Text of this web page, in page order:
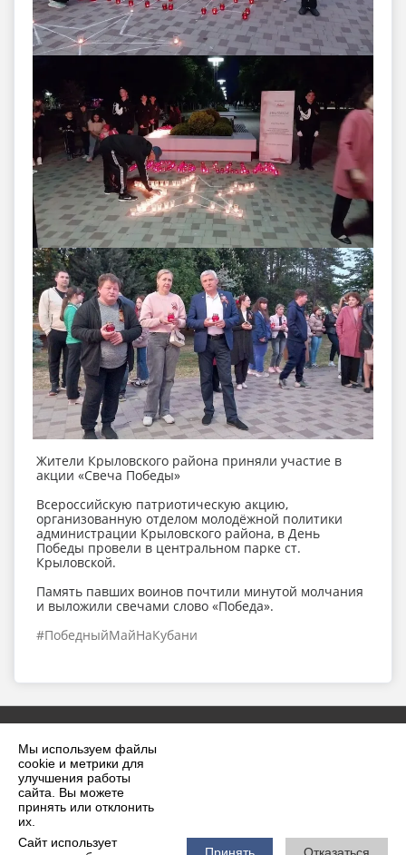
Мы используем файлы
cookie и метрики для
улучшения работы
сайта. Вы можете
принять или отклонить
их.
Сайт использует
Принять Отказаться
Жители Крыловского района приняли участие в
акции «Свеча Победы»
Всероссийскую патриотическую акцию,
организованную отделом молодёжной политики
администрации Крыловского района, в День
Победы провели в центральном парке ст.
Крыловской.
Память павших воинов почтили минутой молчания
и выложили свечами слово «Победа».
#ПобедныйМайНаКубани
2026 г. krilovskaya.ru
Вход
Карта сайта